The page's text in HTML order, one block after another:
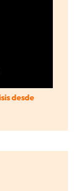
desde